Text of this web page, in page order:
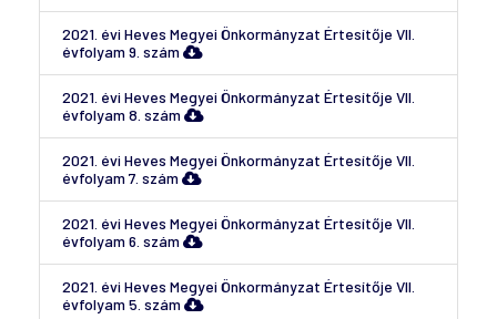
2021. évi Heves Megyei Önkormányzat Értesítője VII.
évfolyam 9. szám
2021. évi Heves Megyei Önkormányzat Értesítője VII.
évfolyam 8. szám
2021. évi Heves Megyei Önkormányzat Értesítője VII.
évfolyam 7. szám
2021. évi Heves Megyei Önkormányzat Értesítője VII.
évfolyam 6. szám
2021. évi Heves Megyei Önkormányzat Értesítője VII.
évfolyam 5. szám